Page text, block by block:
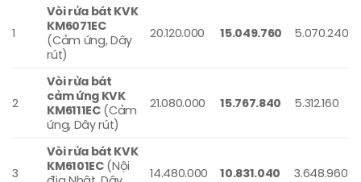
1
Vòi rửa bát KVK
KM6071EC
(Cảm ứng, Dây
rút)
20.120.000 15.049.760 5.070.240
2
Vòi rửa bát
cảm ứng KVK
KM6111EC(Cảm
ứng, Dây rút)
21.080.000 15.767.840 5.312.160
3
Vòi rửa bát KVK
KM6101EC(Nội
14.480.000 10.831.040 3.648.960